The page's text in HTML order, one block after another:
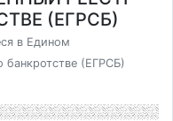
(ЕГРСБ)
в Едином
банкротстве (ЕГРСБ)